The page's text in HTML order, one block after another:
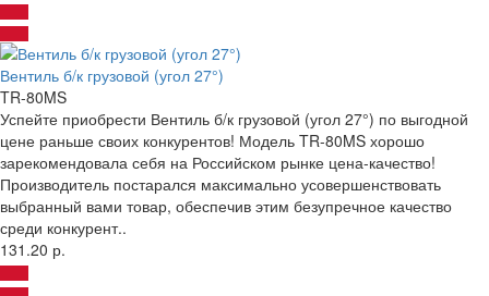
Вентиль б/к грузовой (угол 27°)
TR-80MS
Успейте приобрести Вентиль б/к грузовой (угол 27°) по выгодной
цене раньше своих конкурентов! Модель TR-80MS хорошо
зарекомендовала себя на Российском рынке цена-качество!
Производитель постарался максимально усовершенствовать
выбранный вами товар, обеспечив этим безупречное качество
среди конкурент..
131.20 р.